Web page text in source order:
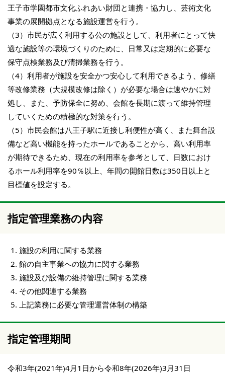
王子市学園都市文化ふれあい財団と連携・協力し、芸術文化
事業の展開拠点となる施設運営を行う。
（3）市民が広く利用する公の施設として、利用者にとって快
適な施設等の環境づくりのために、日常又は定期的に必要な
保守点検業務及び清掃業務を行う。
（4）利用者が施設を安全かつ安心して利用できるよう、修繕
等改修業務（大規模改修は除く）が必要な場合は速やかに対
処し、また、予防保全に努め、会館を長期に渡って維持管理
していくための積極的な対策を行う。
（5）市民会館は八王子駅に近接し利便性が高く、また舞台設
備など高い機能を持ったホールであることから、高い利用率
が期待できるため、現在の利用率を参考として、日数におけ
るホール利用率を90％以上、年間の開館日数は350日以上と
目標値を設定する。
指定管理業務の内容
施設の利用に関する業務
館の自主事業への協力に関する業務
施設及び設備の維持管理に関する業務
その他関連する業務
上記業務に必要な管理運営体制の構築
指定管理期間
令和3年(2021年)4月1日から令和8年(2026年)3月31日